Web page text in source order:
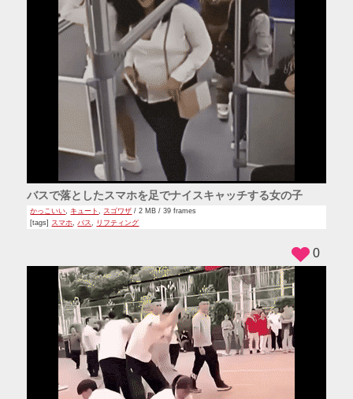
バスで落としたスマホを足でナイスキャッチする女の子
かっこいい, キュート, スゴワザ / 2 MB / 39 frames
[tags] スマホ,バス, リフティング
0